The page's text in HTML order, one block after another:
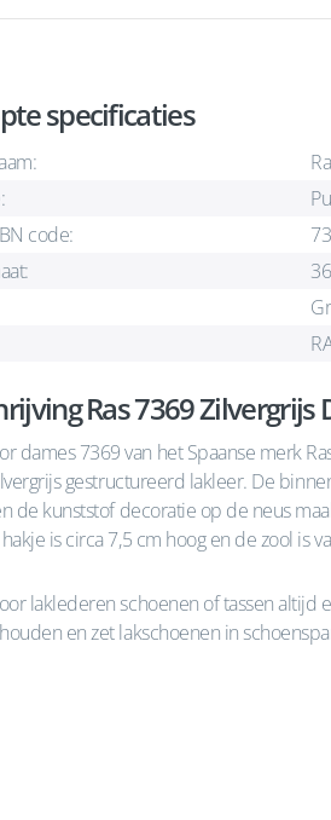
specificaties
code:
36
Ras 7369
dames 7369 van het Spaanse merk
gestructureerd lakleer. De
de kunststof decoratie op de neus
is circa 7,5 cm hoog en de zool is
laklederen schoenen of tassen altijd
en zet lakschoenen in